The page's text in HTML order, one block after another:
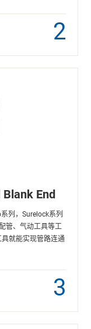
2
End
列，Surelock系列
管、气动工具等工
就能实现管路连通
3